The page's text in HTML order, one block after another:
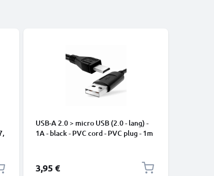
USB-A 2.0 > micro USB (2.0 - lang) -
1A - black - PVC cord - PVC plug - 1m
3,95 €